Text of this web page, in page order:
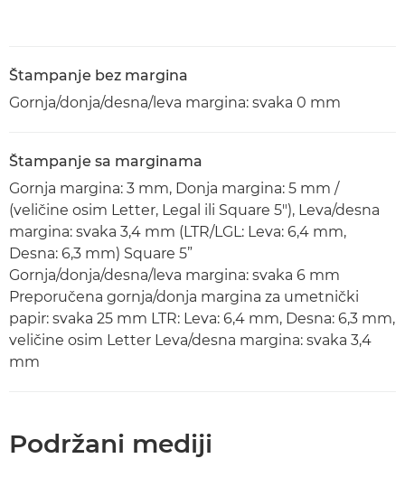
Štampanje bez margina
Gornja/donja/desna/leva margina: svaka 0 mm
Štampanje sa marginama
Gornja margina: 3 mm, Donja margina: 5 mm /
(veličine osim Letter, Legal ili Square 5"), Leva/desna
margina: svaka 3,4 mm (LTR/LGL: Leva: 6,4 mm,
Desna: 6,3 mm) Square 5”
Gornja/donja/desna/leva margina: svaka 6 mm
Preporučena gornja/donja margina za umetnički
papir: svaka 25 mm LTR: Leva: 6,4 mm, Desna: 6,3 mm,
veličine osim Letter Leva/desna margina: svaka 3,4
mm
Podržani mediji